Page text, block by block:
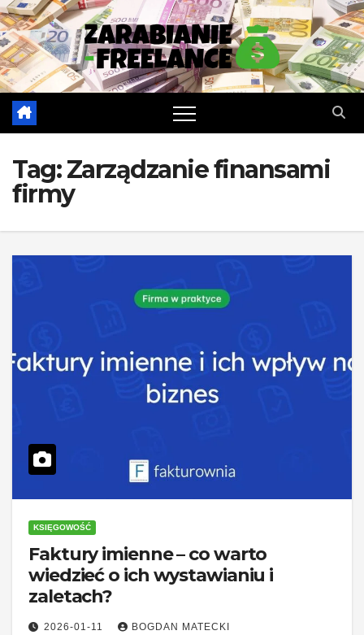
Skip
to
content
Tag:Zarządzanie finansami
firmy
KSIĘGOWOŚĆ
Faktury imienne – co warto
wiedzieć o ich wystawianiu i
zaletach?
2026-01-11 BOGDAN MATECKI